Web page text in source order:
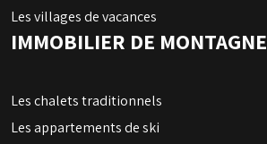
Les villages de vacances
IMMOBILIER DE MONTAGNE
Les chalets traditionnels
Les appartements de ski